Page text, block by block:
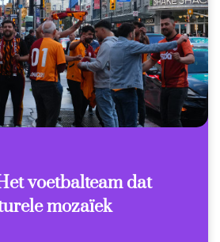
voetbalteam dat
mozaïek